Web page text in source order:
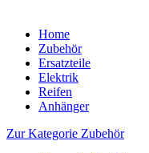
Home
Zubehör
Ersatzteile
Elektrik
Reifen
Anhänger
Zur Kategorie Zubehör